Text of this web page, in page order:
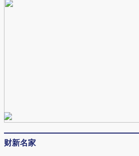
财新名家